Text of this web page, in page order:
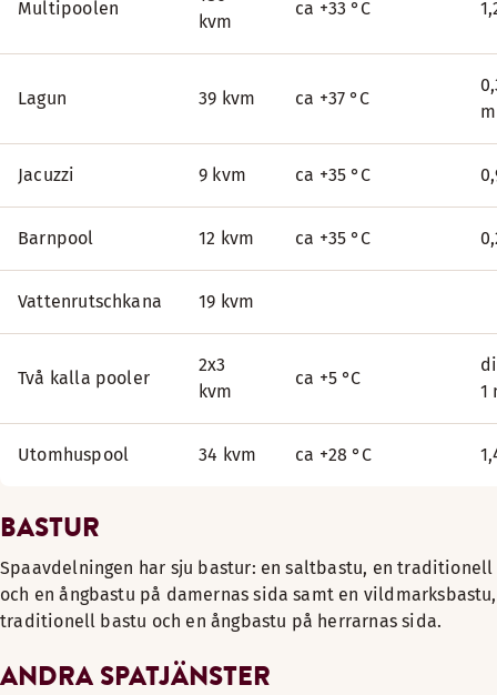
Multipoolen
kvm
ca +33 °C
Lagun 39 kvm ca +37 °C
Jacuzzi 9 kvm ca +35 °C
Barnpool 12 kvm ca +35 °C
Vattenrutschkana 19 kvm
Två kalla pooler
2x3
kvm
ca +5 °C
1
Utomhuspool 34 kvm ca +28 °C
BASTUR
Spaavdelningen har sju bastur: en saltbastu, en traditionell
och en ångbastu på damernas sida samt en
traditionell bastu och en ångbastu på herrarnas sida.
ANDRA SPATJÄNSTER